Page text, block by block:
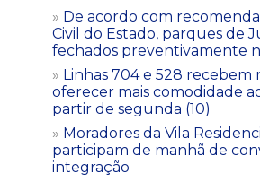
De acordo com
Civil do Estado, parques de
fechados preventivamente
Linhas 704 e 528 recebem
oferecer mais comodidade
partir de segunda (10)
Moradores da Vila
participam de manhã de
integração